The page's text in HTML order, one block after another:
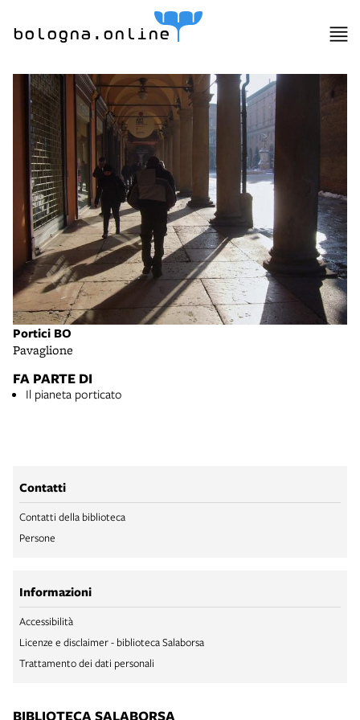
bologna.online
Portici BO
Pavaglione
FA PARTE DI
Il pianeta porticato
Contatti
Contatti della biblioteca
Persone
Informazioni
Accessibilità
Licenze e disclaimer - biblioteca Salaborsa
Trattamento dei dati personali
BIBLIOTECA SALABORSA